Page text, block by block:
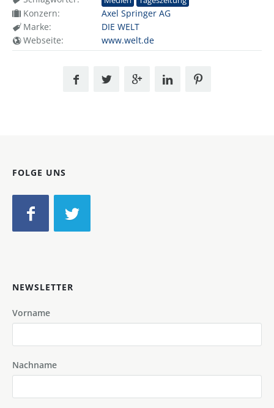
Konzern:
Axel Springer AG
Marke:
DIE WELT
Webseite:
www.welt.de
FOLGE UNS
NEWSLETTER
Vorname
Nachname